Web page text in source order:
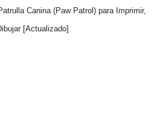
Canina (Paw Patrol) para Imprimir,
[Actualizado]